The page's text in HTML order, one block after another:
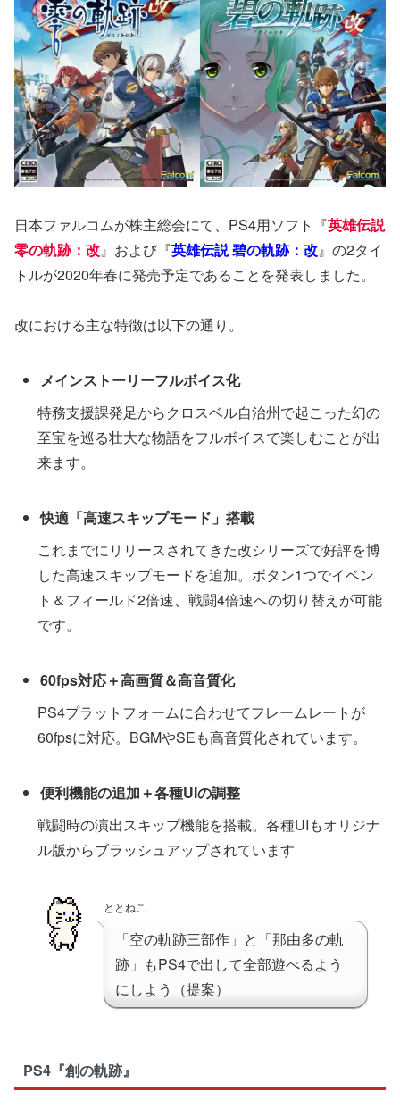
日本ファルコムが株主総会にて、PS4用ソフト『英雄伝説
零の軌跡：改』および『英雄伝説 碧の軌跡：改』の2タイ
トルが2020年春に発売予定であることを発表しました。
改における主な特徴は以下の通り。
メインストーリーフルボイス化
特務支援課発足からクロスベル自治州で起こった幻の
至宝を巡る壮大な物語をフルボイスで楽しむことが出
来ます。
快適「高速スキップモード」搭載
これまでにリリースされてきた改シリーズで好評を博
した高速スキップモードを追加。ボタン1つでイベン
ト＆フィールド2倍速、戦闘4倍速への切り替えが可能
です。
60fps対応＋高画質＆高音質化
PS4プラットフォームに合わせてフレームレートが
60fpsに対応。BGMやSEも高音質化されています。
便利機能の追加＋各種UIの調整
戦闘時の演出スキップ機能を搭載。各種UIもオリジナ
ル版からブラッシュアップされています
ととねこ
「空の軌跡三部作」と「那由多の軌
跡」もPS4で出して全部遊べるよう
にしよう（提案）
PS4『創の軌跡』